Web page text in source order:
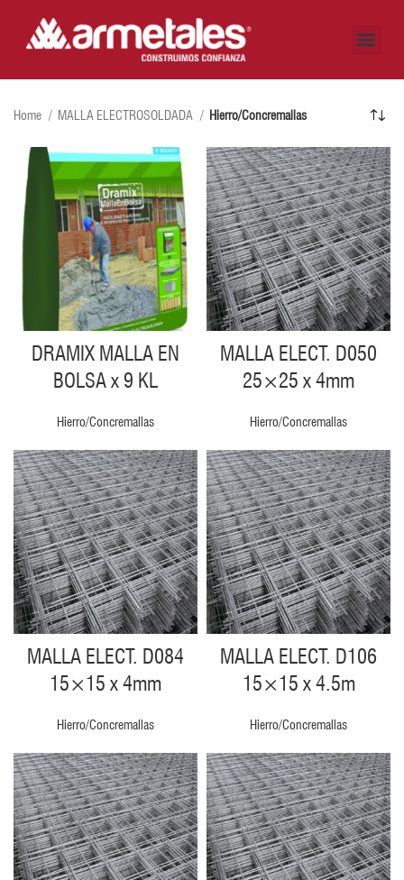
Home MALLA ELECTROSOLDADA Hierro/Concremallas
DRAMIX MALLA EN
BOLSA x 9 KL
Hierro/Concremallas
MALLA ELECT. D050
25×25 x 4mm
Hierro/Concremallas
MALLA ELECT. D084
15×15 x 4mm
Hierro/Concremallas
MALLA ELECT. D106
15×15 x 4.5m
Hierro/Concremallas